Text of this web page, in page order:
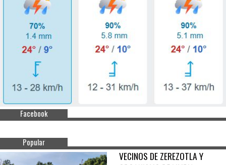
Facebook
Popular
VECINOS DE ZEREZOTLA Y